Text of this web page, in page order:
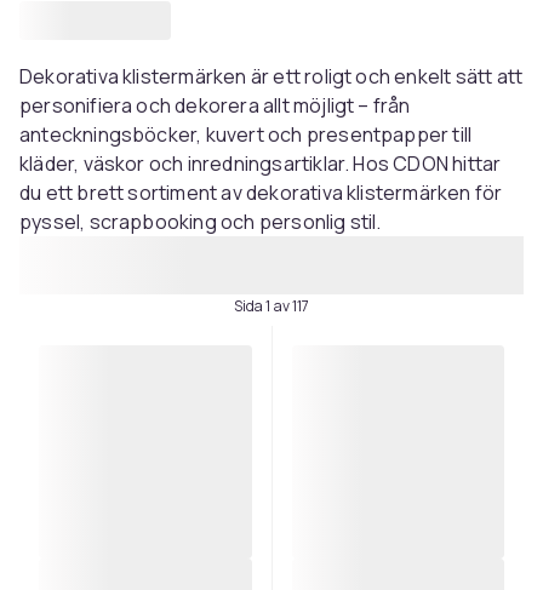
Dekorativa klistermärken är ett roligt och enkelt sätt att
personifiera och dekorera allt möjligt – från
anteckningsböcker, kuvert och presentpapper till
kläder, väskor och inredningsartiklar. Hos CDON hittar
du ett brett sortiment av dekorativa klistermärken för
pyssel, scrapbooking och personlig stil.
Sida 1 av 117